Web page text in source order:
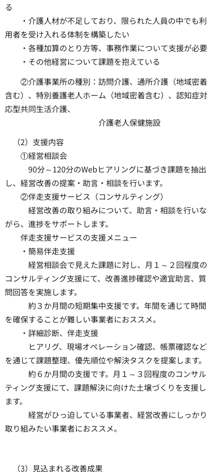
る
・介護人材が不足しており、限られた人員の中でも利
用者を受け入れる体制を構築したい
・各種加算のとり方等、事務作業について支援が必要
・その他経営について課題を抱えている
②介護事業所の種別：訪問介護、通所介護（地域密着
含む）、特別養護老人ホーム（地域密着含む）、認知症対
応型共同生活介護、
介護老人保健施設
（2）支援内容
①経営相談会
90分～120分のWebヒアリングに基づき課題を抽出
し、経営改善の提案・助言・相談を行います。
②伴走支援サービス（コンサルティング）
経営改善の取り組みについて、助言・相談を行いな
がら、進捗をサポートします。
伴走支援サービスの支援メニュー
・簡易伴走支援
経営相談会で見えた課題に対し、月１～２回程度の
コンサルティング支援にて、改善進捗確認や適宜助言、質
問回答を実施します。
約３か月間の短期集中支援です。年間を通じて時間
を確保することが難しい事業者におススメ。
・詳細診断、伴走支援
ヒアリグ、現場オペレーション確認、帳票確認など
を通じて課題整理、優先順位や解決タスクを提案します。
約６か月間の支援です。月１～３回程度のコンサル
ティング支援にて、課題解決に向けた土壌づくりを支援し
ます。
経営がひっ迫している事業者、経営改善にしっかり
取り組みたい事業者におススメ。
（3）見込まれる改善成果